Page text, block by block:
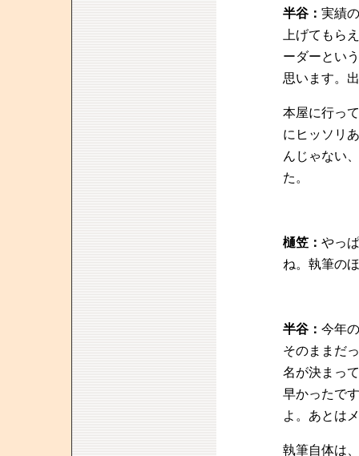
半谷： 実績
上げてもら
ーダーとい
思います。
本屋に行っ
にヒッソリ
んじゃない
た。
樋笠： やっ
ね。執筆の
半谷： 今年
そのままだ
名が決まっ
早かったで
よ。あとは
執筆自体は